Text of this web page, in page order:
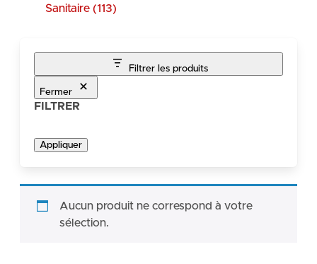
Sanitaire (113)
Filtrer les produits
Fermer
FILTRER
Appliquer
Aucun produit ne correspond à votre
sélection.